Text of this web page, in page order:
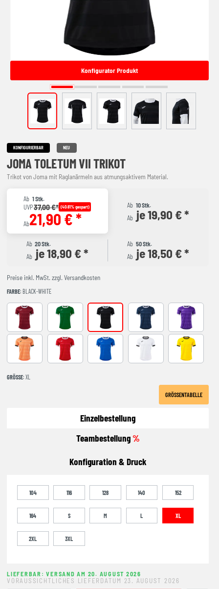
Konfigurator Produkt
KONFIGURIERBAR NEU
JOMA TOLETUM VII TRIKOT
Trikot von Joma mit Raglanärmeln aus atmungsaktivem Material.
Ab 1 Stk.
UVP37,00 €* (40.81% gespart)
Ab21,90 € *
Ab 10 Stk.
Ab je 19,90 € *
Ab 20 Stk.
Ab je 18,90 € *
Ab 50 Stk.
Ab je 18,50 € *
Preise inkl. MwSt. zzgl. Versandkosten
FARBE: BLACK-WHITE
BURGUNDY GREEN-WHITE black-white DARK NAVY BLANCOVIOLETA-
ORANGE-BLACK RED-WHITE ROYAL-WHITE YELLOW-
GRÖSSE : XL
GRÖSSENTABELLE
Einzelbestellung
Teambestellung%
Konfiguration & Druck
104 116 128 140 152
164 S M L XL
2XL 3XL
LIEFERBAR: VERSAND AM 20. AUGUST 2026
VORAUSSICHTLICHES LIEFERDATUM 23. AUGUST 2026